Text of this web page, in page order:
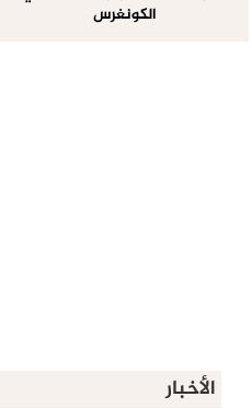
الكونغرس
الأخبار